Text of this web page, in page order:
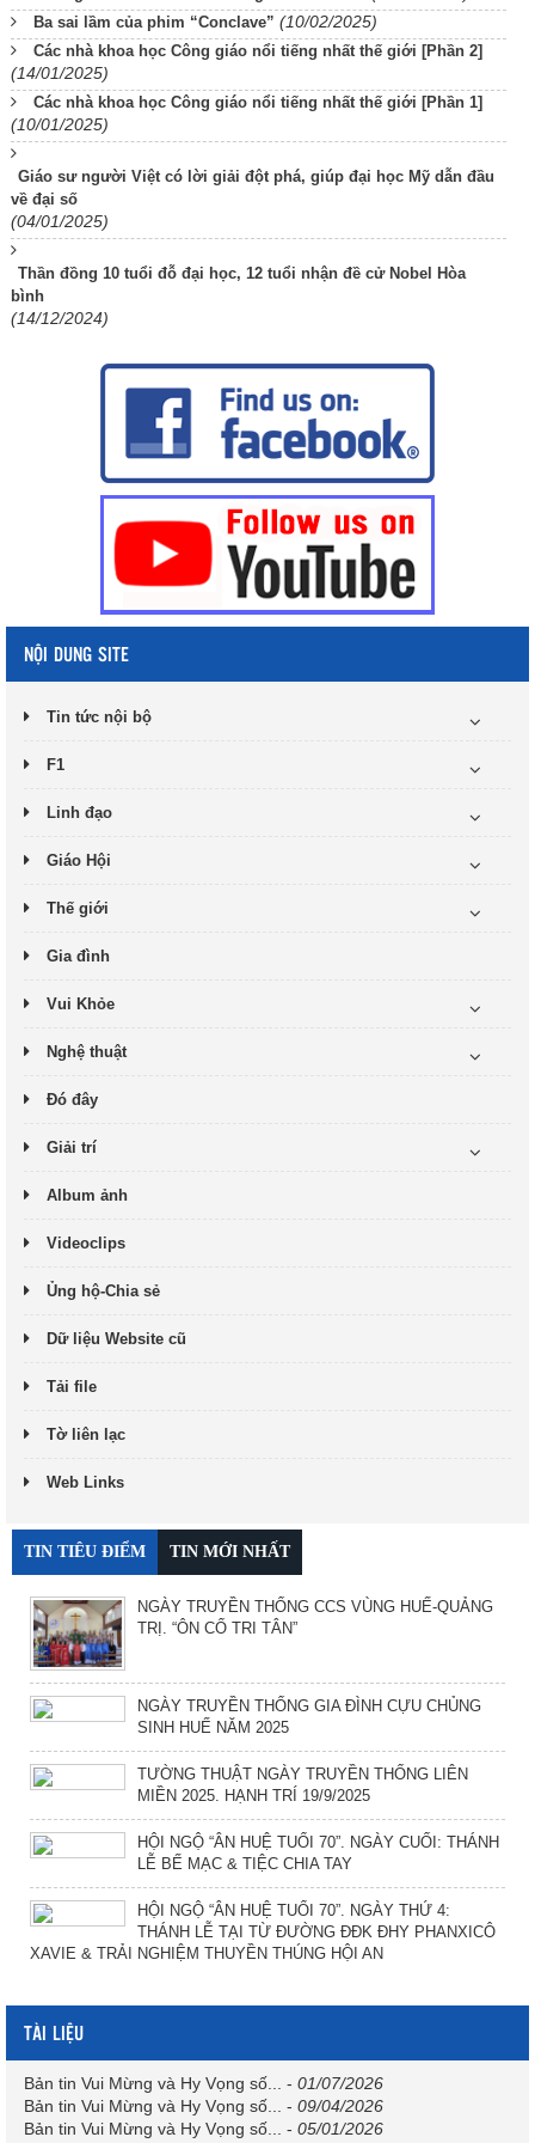
Ba sai lầm của phim “Conclave” (10/02/2025)
Các nhà khoa học Công giáo nổi tiếng nhất thế giới [Phần 2]
(14/01/2025)
Các nhà khoa học Công giáo nổi tiếng nhất thế giới [Phần 1]
(10/01/2025)
Giáo sư người Việt có lời giải đột phá, giúp đại học Mỹ dẫn đầu
về đại số
(04/01/2025)
Thần đồng 10 tuổi đỗ đại học, 12 tuổi nhận đề cử Nobel Hòa
bình
(14/12/2024)
NỘI DUNG SITE
Tin tức nội bộ
F1
Linh đạo
Giáo Hội
Thế giới
Gia đình
Vui Khỏe
Nghệ thuật
Đó đây
Giải trí
Album ảnh
Videoclips
Ủng hộ-Chia sẻ
Dữ liệu Website cũ
Tải file
Tờ liên lạc
Web Links
TIN TIÊU ĐIỂM TIN MỚI NHẤT
NGÀY TRUYỀN THỐNG CCS VÙNG HUẾ-QUẢNG
TRỊ. “ÔN CỐ TRI TÂN”
NGÀY TRUYỀN THỐNG GIA ĐÌNH CỰU CHỦNG
SINH HUẾ NĂM 2025
TƯỜNG THUẬT NGÀY TRUYỀN THỐNG LIÊN
MIỀN 2025. HẠNH TRÍ 19/9/2025
HỘI NGỘ “ÂN HUỆ TUỔI 70”. NGÀY CUỐI: THÁNH
LỄ BẾ MẠC & TIỆC CHIA TAY
HỘI NGỘ “ÂN HUỆ TUỔI 70”. NGÀY THỨ 4:
THÁNH LỄ TẠI TỪ ĐƯỜNG ĐĐK ĐHY PHANXICÔ
XAVIE & TRẢI NGHIỆM THUYỀN THÚNG HỘI AN
TÀI LIỆU
Bản tin Vui Mừng và Hy Vọng số... - 01/07/2026
Bản tin Vui Mừng và Hy Vọng số...
- 09/04/2026
Bản tin Vui Mừng và Hy Vọng số...
- 05/01/2026